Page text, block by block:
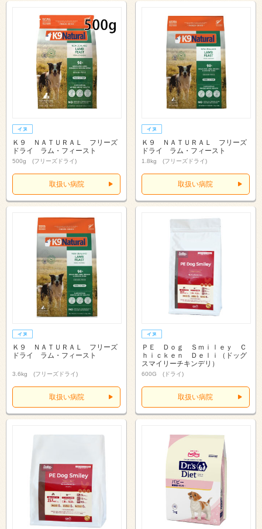
Ｋ９ ＮＡＴＵＲＡＬ フリーズ
ドライ ラム・フィースト
500g (フリーズドライ)
取扱い病院
Ｋ９ ＮＡＴＵＲＡＬ フリーズ
ドライ ラム・フィースト
1.8kg (フリーズドライ)
取扱い病院
Ｋ９ ＮＡＴＵＲＡＬ フリーズ
ドライ ラム・フィースト
3.6kg (フリーズドライ)
取扱い病院
ＰＥ Ｄｏｇ Ｓｍｉｌｅｙ Ｃ
ｈｉｃｋｅｎ Ｄｅｌｉ（ドッグ
スマイリーチキンデリ）
600G (ドライ)
取扱い病院